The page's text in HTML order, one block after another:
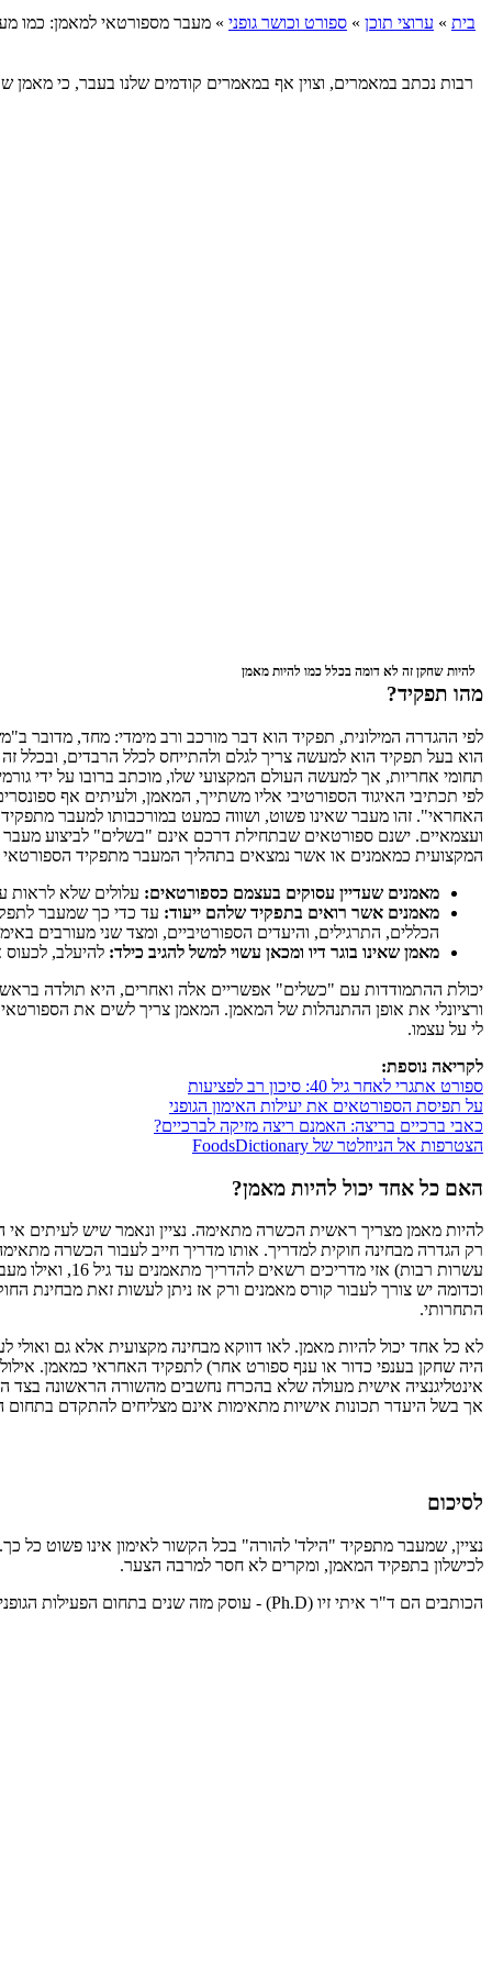
בית » ערוצי תוכן » ספורט וכושר גופני » מעבר מספורטאי למאמן: כמו
רבות נכתב במאמרים, וצוין אף במאמרים קודמים שלנו בעבר, כי מאמן
להיות שחקן זה לא דומה בכלל כמו להיות מאמן
מהו תפקיד?
לפי ההגדרה המילונית, תפקיד הוא דבר מורכב ורב מימדי: מחד, מדובר
הוא בעל תפקיד הוא למעשה צריך לגלם ולהתייחס לכלל הרבדים,
תחומי אחריות, אך למעשה העולם המקצועי שלו, מוכתב ברובו על ידי
לפי תכתיבי האיגוד הספורטיבי אליו משתייך, המאמן, ולעיתים אף
האחראי". זהו מעבר שאינו פשוט, ושווה כמעט במורכבותו למעבר
ועצמאיים. ישנם ספורטאים שבתחילת דרכם אינם "בשלים" לביצוע
המקצועית כמאמנים או אשר נמצאים בתהליך המעבר מתפקיד
מאמנים שעדיין עסוקים בעצמם כספורטאים: עלולים שלא לראות
מאמנים אשר רואים בתפקיד שלהם ייעוד: עד כדי כך שמעבר
הכללים, התרגילים, והיעדים הספורטיביים, ומצד שני מעורבים
מאמן שאינו בוגר דיו ומכאן עשוי למשל להגיב כילד: להיעלב,
יכולת ההתמודדות עם "כשלים" אפשריים אלה ואחרים, היא תולדה
ורציונלי את אופן ההתנהלות של המאמן. המאמן צריך לשים את
לי על עצמו.
לקריאה נוספת:
ספורט אתגרי לאחר גיל 40: סיכון רב לפציעות
על תפיסת הספורטאים את יעילות האימון הגופני
כאבי ברכיים בריצה: האמנם ריצה מזיקה לברכיים?
הצטרפות אל הניוזלטר של FoodsDictionary
האם כל אחד יכול להיות מאמן?
להיות מאמן מצריך ראשית הכשרה מתאימה. נציין ונאמר שיש לעיתים
רק הגדרה מבחינה חוקית למדריך. אותו מדריך חייב לעבור הכשרה
וכדומה יש צורך לעבור קורס מאמנים ורק אז ניתן לעשות זאת מבחינת
התחרותי.
לא כל אחד יכול להיות מאמן. לאו דווקא מבחינה מקצועית אלא גם
היה שחקן בענפי כדור או ענף ספורט אחר) לתפקיד האחראי כמאמן.
אינטליגנציה אישית מעולה שלא בהכרח נחשבים מהשורה הראשונה בצד
אך בשל היעדר תכונות אישיות מתאימות אינם מצליחים להתקדם בתחום
לסיכום
נציין, שמעבר מתפקיד "הילד' להורה" בכל הקשור לאימון אינו פשוט כל
לכישלון בתפקיד המאמן, ומקרים לא חסר למרבה הצער.
הכותבים הם ד"ר איתי זיו (Ph.D) - עוסק מזה שנים בתחום הפעילות הגופנית, הספורט וחדרי הכושר, ודגנית גלסמן - פסיכולוגית חינוכית מומחית ופסיכולוגית ספורט. אל האתר של איתי: